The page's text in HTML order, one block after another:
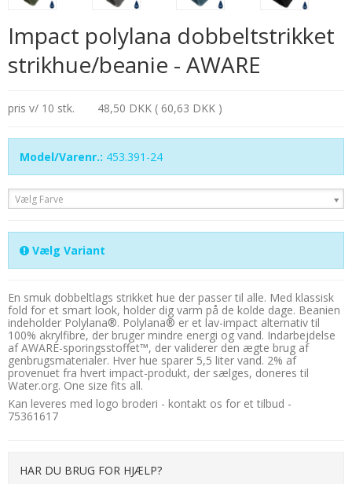
Impact polylana dobbeltstrikket
strikhue/beanie - AWARE
pris v/ 10 stk. 48,50 DKK ( 60,63 DKK )
Model/Varenr.: 453.391-24
Vælg Farve
Vælg Variant
En smuk dobbeltlags strikket hue der passer til alle. Med klassisk
fold for et smart look, holder dig varm på de kolde dage. Beanien
indeholder Polylana®. Polylana® er et lav-impact alternativ til
100% akrylfibre, der bruger mindre energi og vand. Indarbejdelse
af AWARE-sporingsstoffet™, der validerer den ægte brug af
genbrugsmaterialer. Hver hue sparer 5,5 liter vand. 2% af
provenuet fra hvert impact-produkt, der sælges, doneres til
Water.org. One size fits all.
Kan leveres med logo broderi - kontakt os for et tilbud -
75361617
HAR DU BRUG FOR HJÆLP?